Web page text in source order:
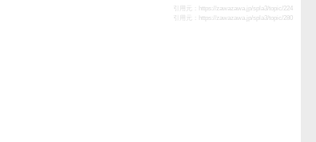
引用元：
https://zawazawa.jp/spla3/topic/224
引用元：
https://zawazawa.jp/spla3/topic/280